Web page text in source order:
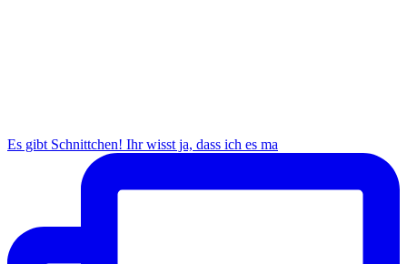
Es gibt Schnittchen! Ihr wisst ja, dass ich es ma